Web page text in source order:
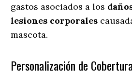
gastos asociados a los
lesiones corporales
mascota.
Personalización de